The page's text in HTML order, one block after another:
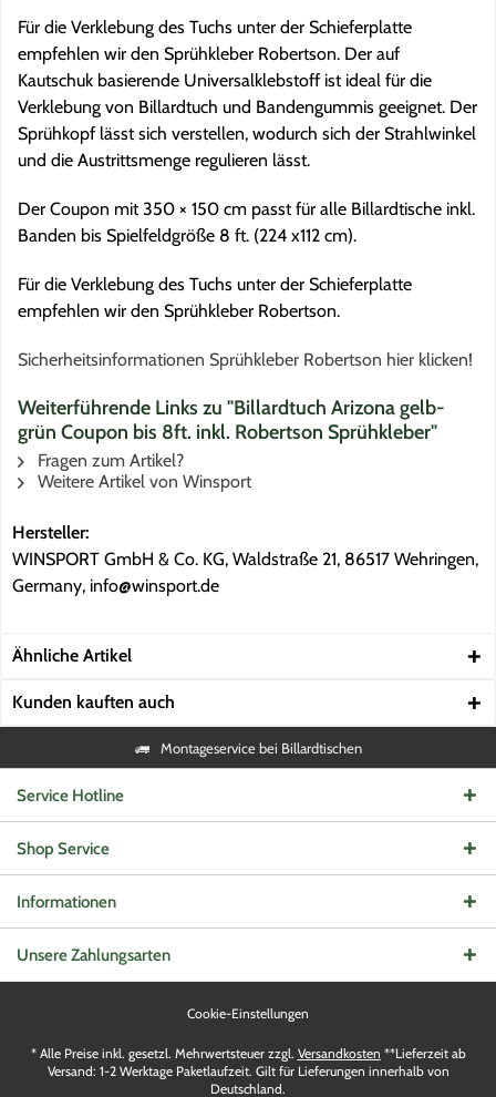
Für die Verklebung des Tuchs unter der Schieferplatte
empfehlen wir den Sprühkleber Robertson. Der auf
Kautschuk basierende Universalklebstoff ist ideal für die
Verklebung von Billardtuch und Bandengummis geeignet. Der
Sprühkopf lässt sich verstellen, wodurch sich der Strahlwinkel
und die Austrittsmenge regulieren lässt.
Der Coupon mit 350 × 150 cm passt für alle Billardtische inkl.
Banden bis Spielfeldgröße 8 ft. (224 x112 cm).
Für die Verklebung des Tuchs unter der Schieferplatte
empfehlen wir den Sprühkleber Robertson.
Sicherheitsinformationen Sprühkleber Robertson hier klicken!
Weiterführende Links zu "Billardtuch Arizona gelb-
grün Coupon bis 8ft. inkl. Robertson Sprühkleber"
Fragen zum Artikel?
Weitere Artikel von Winsport
Hersteller:
WINSPORT GmbH & Co. KG, Waldstraße 21, 86517 Wehringen,
Germany, info@winsport.de
Ähnliche Artikel
Kunden kauften auch
Montageservice bei Billardtischen
Service Hotline
Shop Service
Informationen
Unsere Zahlungsarten
Cookie-Einstellungen
* Alle Preise inkl. gesetzl. Mehrwertsteuer zzgl. Versandkosten **Lieferzeit ab
Versand: 1-2 Werktage Paketlaufzeit. Gilt für Lieferungen innerhalb von
Deutschland.